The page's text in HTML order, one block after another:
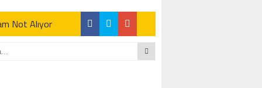
Not Alıyor